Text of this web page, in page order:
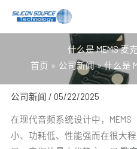
什么是 MEMS 麦
首页
公司新闻 什么是
公司新闻 / 05/22/2025
在现代音频系统设计中，
小、功耗低、性能强而在很大